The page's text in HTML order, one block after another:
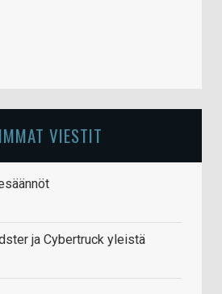
VIESTIT
ja Cybertruck yleistä